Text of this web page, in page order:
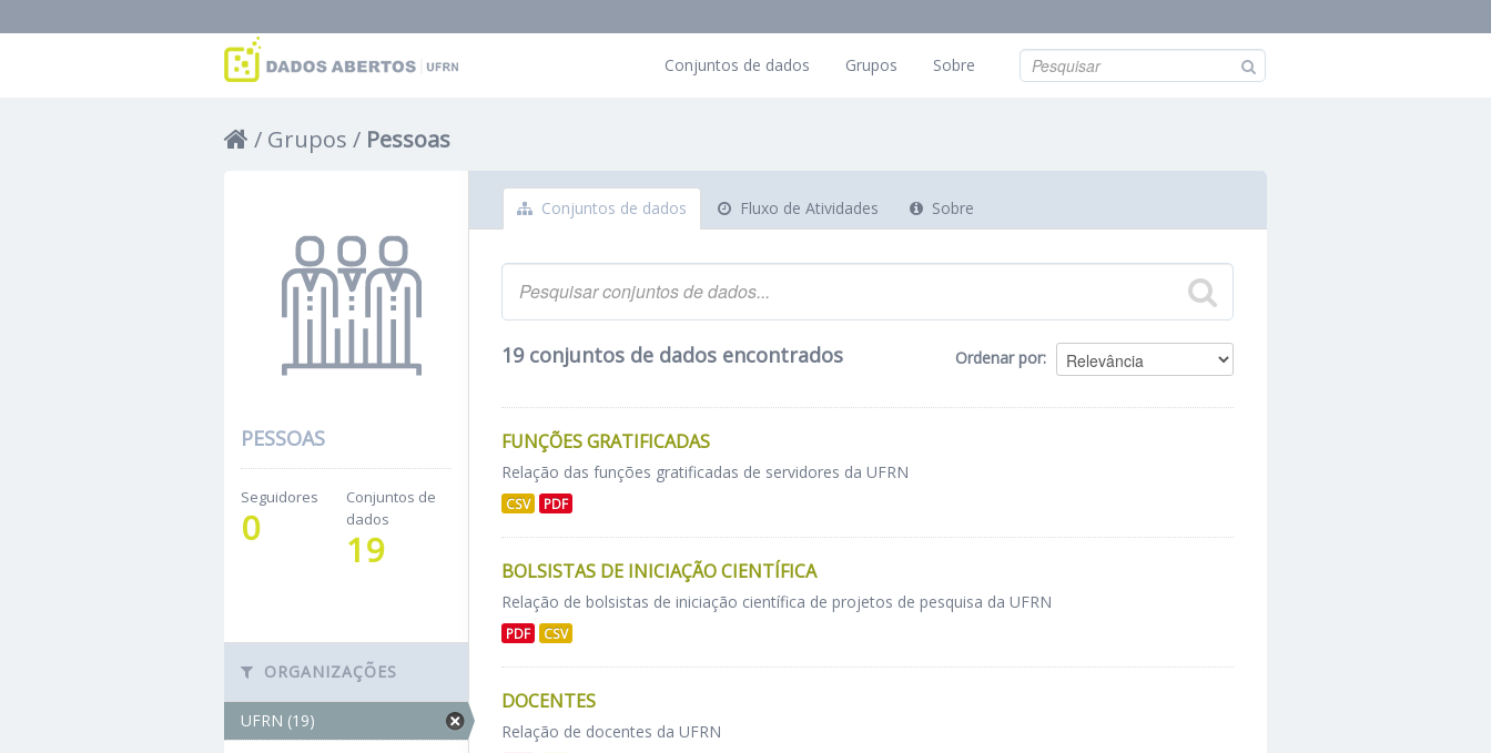
Conjuntos de dados Grupos Sobre
Grupos Pessoas
Conjuntos de dados Fluxo de Atividades Sobre
Ordenar por
19 conjuntos de dados encontrados
FUNÇÕES GRATIFICADAS
Relação das funções gratificadas de servidores da UFRN
CSV PDF
BOLSISTAS DE INICIAÇÃO CIENTÍFICA
Relação de bolsistas de iniciação científica de projetos de pesquisa da UFRN
PDF CSV
DOCENTES
Relação de docentes da UFRN
PESSOAS
Seguidores
0
Conjuntos de
dados
19
ORGANIZAÇÕES
UFRN (19)